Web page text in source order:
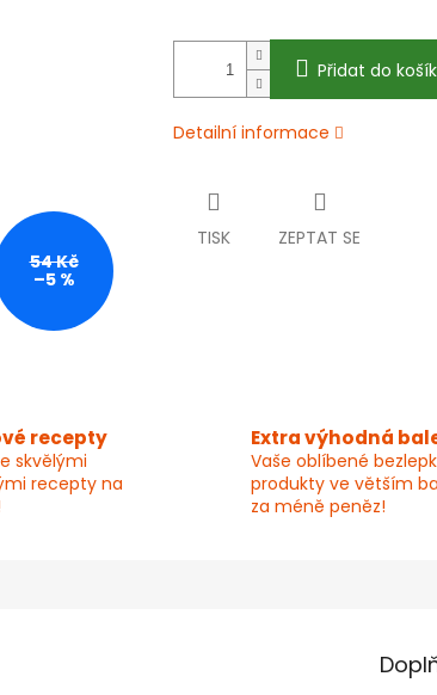
54 Kč
–5 %
Přidat do
Detailní informace
TISK ZEPTAT SE
recepty
skvělými
recepty na
Extra výhodná
Vaše oblíbené
produkty ve větším
za méně peněz!